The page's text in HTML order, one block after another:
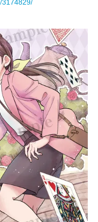
3174829/